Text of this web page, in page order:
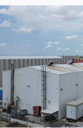
Kamu Alımları